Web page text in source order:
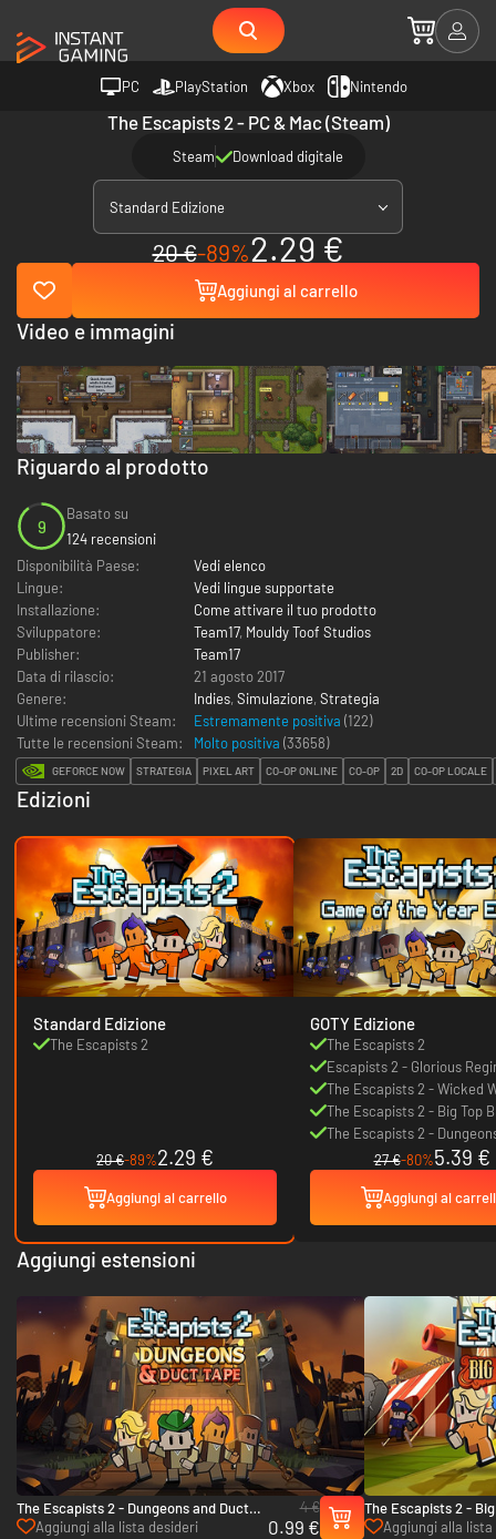
PC PlayStation Xbox Nintendo
The Escapists 2 - PC & Mac (Steam)
Steam Download digitale
Standard Edizione
20 €-89%2.29 €
Aggiungi al carrello
Riguardo al prodotto
9
Basato su
124 recensioni
Disponibilità Paese:
Vedi elenco
Lingue:
Vedi lingue supportate
Installazione:
Come attivare il tuo prodotto
Sviluppatore:
Team17, Mouldy Toof Studios
Publisher:
Team17
Data di rilascio:
21 agosto 2017
Genere:
Indies, Simulazione, Strategia
Ultime recensioni Steam:
Estremamente positiva (122)
Tutte le recensioni Steam:
Molto positiva (33658)
GEFORCE NOW STRATEGIA PIXEL ART CO-OP ONLINE CO-OP 2D CO-OP LOCALE
Edizioni
Standard Edizione
The Escapists 2
20 €-89%2.29 €
Aggiungi al carrello
GOTY Edizione
The Escapists 2
Escapists 2 - Glorious
Prison
The Escapists 2 - Wicked
The Escapists 2 - Big Top
The Escapists 2 -
Duct Tape27 €-80%5.39 €
Aggiungi al
Aggiungi estensioni
The Escapists 2 - Dungeons and Duct
Tape - PC & Mac (Steam)
Aggiungi alla lista desideri
4 €
0.99 €
The Escapists 2 -
& Mac (Steam)
Aggiungi alla lista
Video e immagini